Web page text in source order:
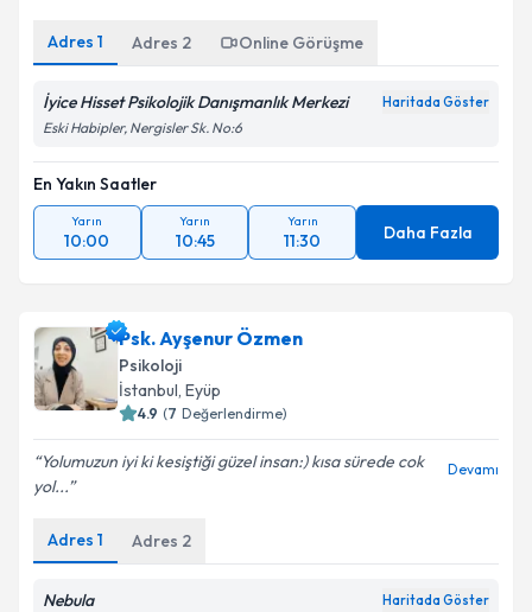
Adres 1 Adres 2 Online Görüşme
İyice Hisset Psikolojik Danışmanlık Merkezi Haritada Göster
Eski Habipler, Nergisler Sk. No:6
En Yakın Saatler
Yarın
10:00
Yarın
10:45
Yarın
11:30 Daha Fazla
Psk. Ayşenur Özmen
Psikoloji
İstanbul, Eyüp
4.9 (7 Değerlendirme)
Yolumuzun iyi ki kesiştiği güzel insan:) kısa sürede cok
yol...
Devamı
Adres 1 Adres 2
Nebula Haritada Göster